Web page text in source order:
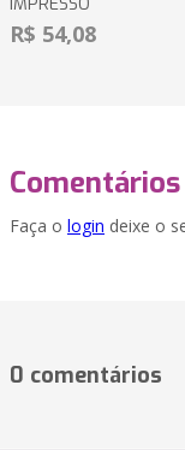
IMPRESSO
R$ 54,08
Comentários
Faça o login deixe o
0 comentários